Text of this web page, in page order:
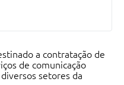
a contratação de
de comunicação
setores da